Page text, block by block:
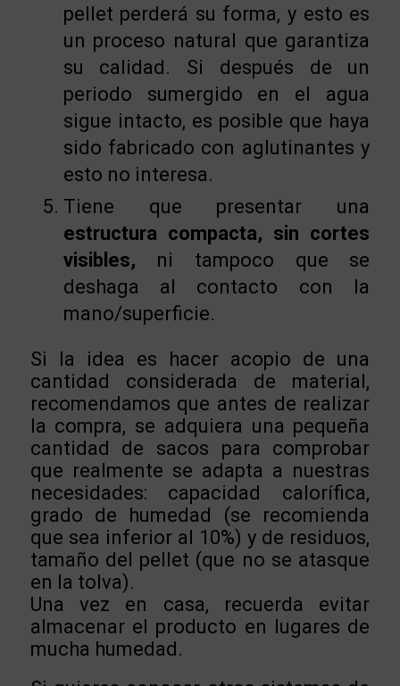
pellet perderá su forma, y esto es
un proceso natural que garantiza
su calidad. Si después de un
periodo sumergido en el agua
sigue intacto, es posible que haya
sido fabricado con aglutinantes y
esto no interesa.
Tiene que presentar una
estructura compacta, sin cortes
visibles, ni tampoco que se
deshaga al contacto con la
mano/superficie.
Si la idea es hacer acopio de una
cantidad considerada de material,
recomendamos que antes de realizar
la compra, se adquiera una pequeña
cantidad de sacos para comprobar
que realmente se adapta a nuestras
necesidades: capacidad calorífica,
grado de humedad (se recomienda
que sea inferior al 10%) y de residuos,
tamaño del pellet (que no se atasque
en la tolva).
Una vez en casa, recuerda evitar
almacenar el producto en lugares de
mucha humedad.